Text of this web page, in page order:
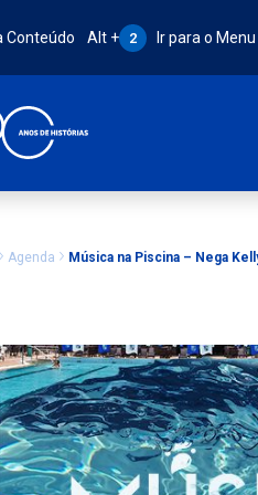
Conteúdo Atalho Alt + 2:
Alt + 2 Ir para o Menu
Agenda Música na Piscina – Nega